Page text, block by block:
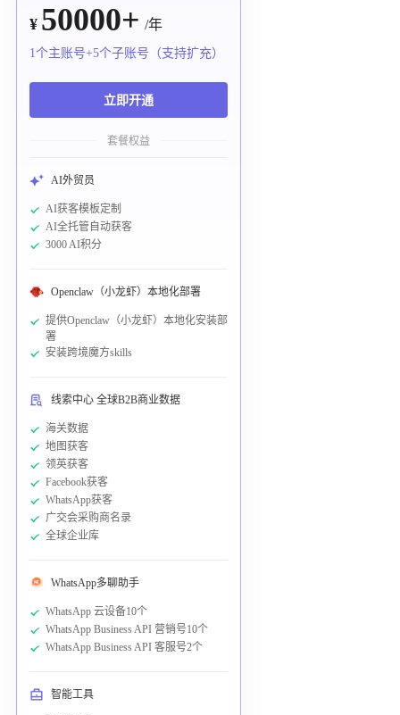
¥ 50000+ /年
1个主账号+5个子账号（支持扩充）
立即开通
套餐权益
AI外贸员
AI获客模板定制
AI全托管自动获客
3000 AI积分
Openclaw（小龙虾）本地化部署
提供Openclaw（小龙虾）本地化安装部
署
安装跨境魔方skills
线索中心 全球B2B商业数据
海关数据
地图获客
领英获客
Facebook获客
WhatsApp获客
广交会采购商名录
全球企业库
WhatsApp多聊助手
WhatsApp 云设备10个
WhatsApp Business API 营销号10个
WhatsApp Business API 客服号2个
智能工具